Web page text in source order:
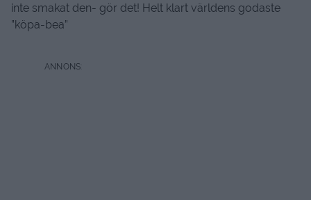
inte smakat den- gör det! Helt klart världens godaste
”köpa-bea”